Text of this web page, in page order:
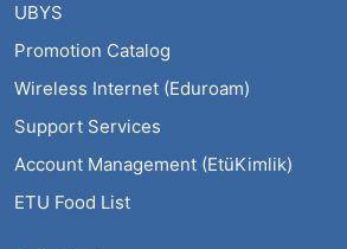
UBYS
Promotion Catalog
Wireless Internet (Eduroam)
Support Services
Account Management (EtüKimlik)
ETU Food List